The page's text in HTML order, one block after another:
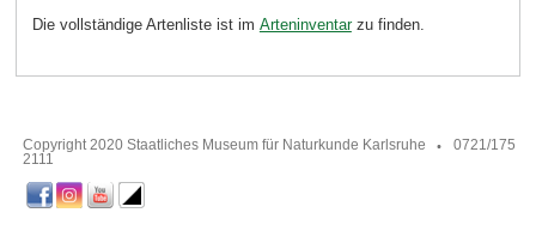
Die vollständige Artenliste ist im Arteninventarzu finden.
Copyright 2020 Staatliches Museum für Naturkunde Karlsruhe
0721/175
2111